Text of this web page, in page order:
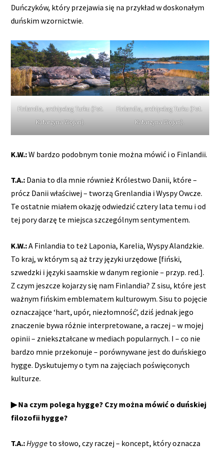
Duńczyków, który przejawia się na przykład w doskonałym
duńskim wzornictwie.
Finlandia, archipelag Turku (Fot.
Katarzyna Wojan).
Finlandia, archipelag Turku (Fot.
Katarzyna Wojan).
K.W.:W bardzo podobnym tonie można mówić i o Finlandii.
T.A.: Dania to dla mnie również Królestwo Danii, które –
prócz Danii właściwej – tworzą Grenlandia i Wyspy Owcze.
Te ostatnie miałem okazję odwiedzić cztery lata temu i od
tej pory darzę te miejsca szczególnym sentymentem.
K.W.:A Finlandia to też Laponia, Karelia, Wyspy Alandzkie.
To kraj, w którym są aż trzy języki urzędowe [fiński,
szwedzki i języki saamskie w danym regionie – przyp. red.].
Z czym jeszcze kojarzy się nam Finlandia? Z sisu, które jest
ważnym fińskim emblematem kulturowym. Sisu to pojęcie
oznaczające ‘hart, upór, niezłomność’, dziś jednak jego
znaczenie bywa różnie interpretowane, a raczej – w mojej
opinii – zniekształcane w mediach popularnych. I – co nie
bardzo mnie przekonuje – porównywane jest do duńskiego
hygge. Dyskutujemy o tym na zajęciach poświęconych
kulturze.
▶ Na czym polega hygge? Czy można mówić o duńskiej
filozofii hygge?
T.A.:Hygge to słowo, czy raczej – koncept, który oznacza